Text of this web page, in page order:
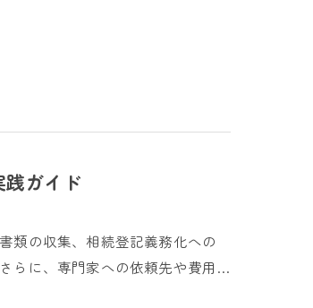
ガイド
類の収集、相続登記義務化への
らに、専門家への依頼先や費用…